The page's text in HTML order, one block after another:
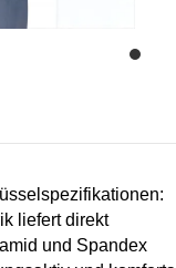
liefert direkt
und Spandex